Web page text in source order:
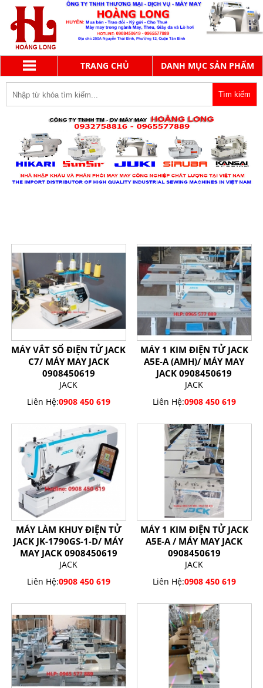
TRANG CHỦ DANH MỤC SẢN PHẨM
MÁY VẮT SỔ ĐIỆN TỬ JACK
C7/ MÁY MAY JACK
0908450619
JACK
Liên Hệ:0908 450 619
MÁY 1 KIM ĐIỆN TỬ JACK
A5E-A (AMH)/ MÁY MAY
JACK 0908450619
JACK
Liên Hệ:0908 450 619
MÁY LÀM KHUY ĐIỆN TỬ
JACK JK-1790GS-1-D/ MÁY
MAY JACK 0908450619
JACK
Liên Hệ:0908 450 619
MÁY 1 KIM ĐIỆN TỬ JACK
A5E-A / MÁY MAY JACK
0908450619
JACK
Liên Hệ:0908 450 619